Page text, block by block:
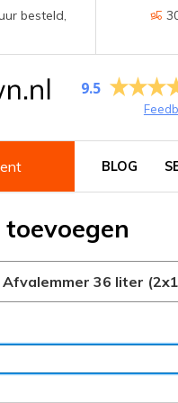
besteld,
9.5
BLOG
toevoegen
Afvalemmer 36 liter